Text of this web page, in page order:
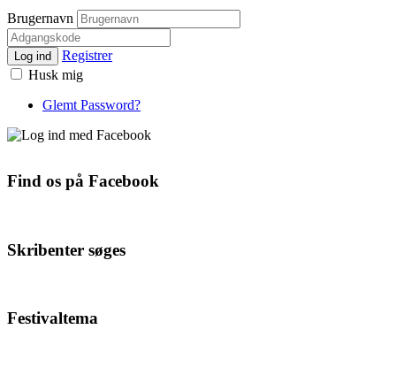
Brugernavn
Log ind
Registrer
Husk mig
Glemt Password?
Find os på Facebook
Skribenter søges
Festivaltema